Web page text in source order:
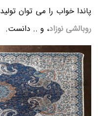
پاندا خواب را می توان
روبالشی نوزاد، و .. دانست.